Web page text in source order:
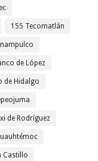
155 Tecomatlán
de López
de Hidalgo
de Rodríguez
Castillo